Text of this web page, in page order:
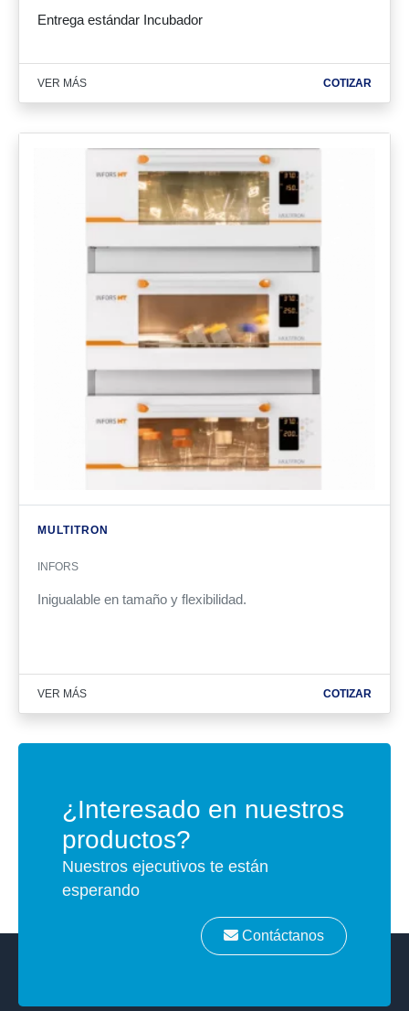
Entrega estándar Incubador
VER MÁS COTIZAR
MULTITRON
INFORS
Inigualable en tamaño y flexibilidad.
VER MÁS COTIZAR
¿Interesado en nuestros
productos?
Nuestros ejecutivos te están
esperando
Contáctanos